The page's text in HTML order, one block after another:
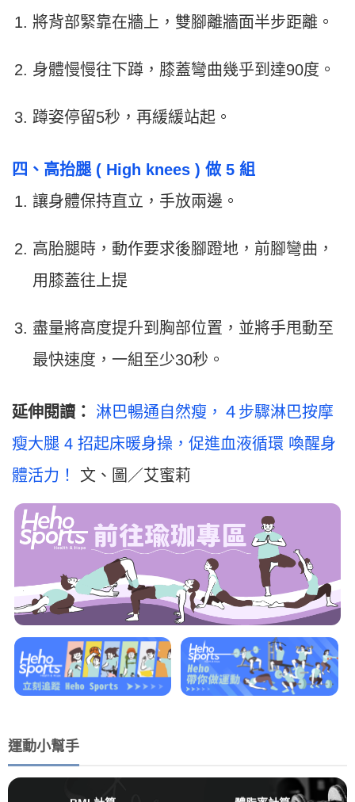
將背部緊靠在牆上，雙腳離牆面半步距離。
身體慢慢往下蹲，膝蓋彎曲幾乎到達90度。
蹲姿停留5秒，再緩緩站起。
四、高抬腿 ( High knees ) 做 5 組
讓身體保持直立，手放兩邊。
高胎腿時，動作要求後腳蹬地，前腳彎曲，
用膝蓋往上提
盡量將高度提升到胸部位置，並將手甩動至
最快速度，一組至少30秒。
延伸閱讀： 淋巴暢通自然瘦，４步驟淋巴按摩
瘦大腿 4 招起床暖身操，促進血液循環 喚醒身
體活力！
文、圖／艾蜜莉
運動小幫手